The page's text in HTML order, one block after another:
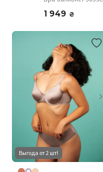
1 949 ₴
Выгода от 2 шт!